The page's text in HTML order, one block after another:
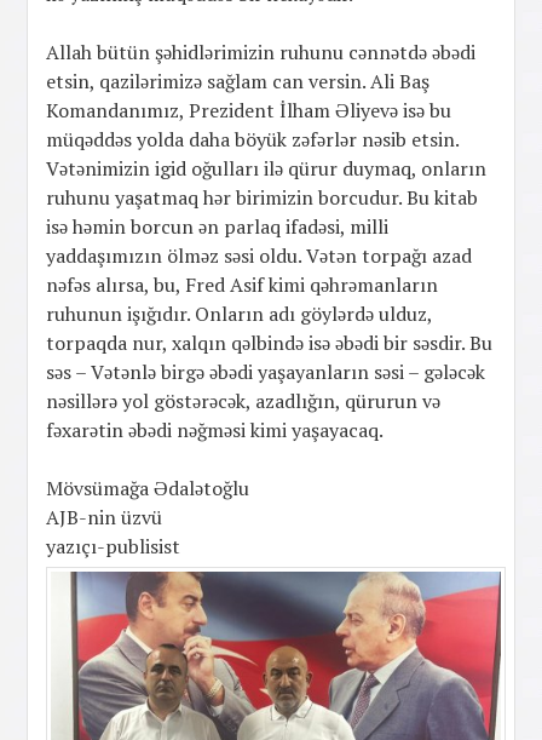
Allah bütün şəhidlərimizin ruhunu cənnətdə əbədi
etsin, qazilərimizə sağlam can versin. Ali Baş
Komandanımız, Prezident İlham Əliyevə isə bu
müqəddəs yolda daha böyük zəfərlər nəsib etsin.
Vətənimizin igid oğulları ilə qürur duymaq, onların
ruhunu yaşatmaq hər birimizin borcudur. Bu kitab
isə həmin borcun ən parlaq ifadəsi, milli
yaddaşımızın ölməz səsi oldu. Vətən torpağı azad
nəfəs alırsa, bu, Fred Asif kimi qəhrəmanların
ruhunun işığıdır. Onların adı göylərdə ulduz,
torpaqda nur, xalqın qəlbində isə əbədi bir səsdir. Bu
səs – Vətənlə birgə əbədi yaşayanların səsi – gələcək
nəsillərə yol göstərəcək, azadlığın, qürurun və
fəxarətin əbədi nəğməsi kimi yaşayacaq.
Mövsümağa Ədalətoğlu
AJB-nin üzvü
yazıçı-publisist